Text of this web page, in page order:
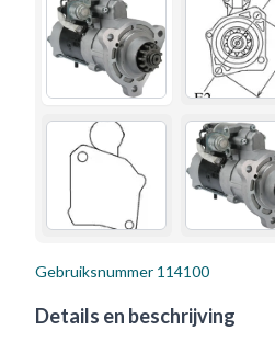
Gebruiksnummer 114100
Details en beschrijving